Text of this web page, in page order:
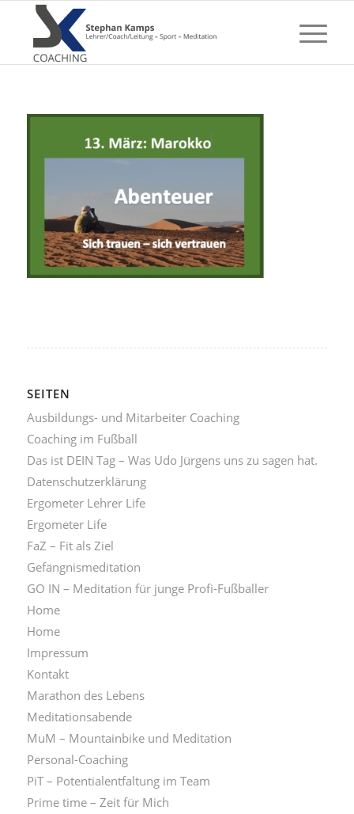
SEITEN
Ausbildungs- und Mitarbeiter Coaching
Coaching im Fußball
Das ist DEIN Tag – Was Udo Jürgens uns zu sagen hat.
Datenschutzerklärung
Ergometer Lehrer Life
Ergometer Life
FaZ – Fit als Ziel
Gefängnismeditation
GO IN – Meditation für junge Profi-Fußballer
Home
Home
Impressum
Kontakt
Marathon des Lebens
Meditationsabende
MuM – Mountainbike und Meditation
Personal-Coaching
PiT – Potentialentfaltung im Team
Prime time – Zeit für Mich